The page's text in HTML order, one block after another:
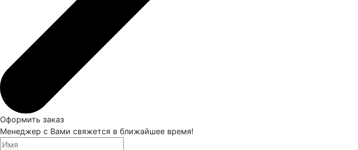
Оформить заказ
Менеджер с Вами свяжется в ближайшее время!